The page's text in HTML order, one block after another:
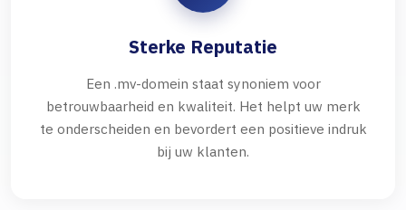
Sterke Reputatie
Een .mv-domein staat synoniem voor
betrouwbaarheid en kwaliteit. Het helpt uw merk
te onderscheiden en bevordert een positieve indruk
bij uw klanten.